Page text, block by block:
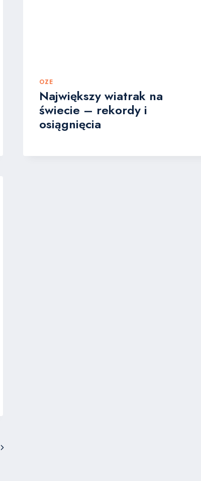
OZE
Największy wiatrak na
świecie – rekordy i
osiągnięcia
Następna